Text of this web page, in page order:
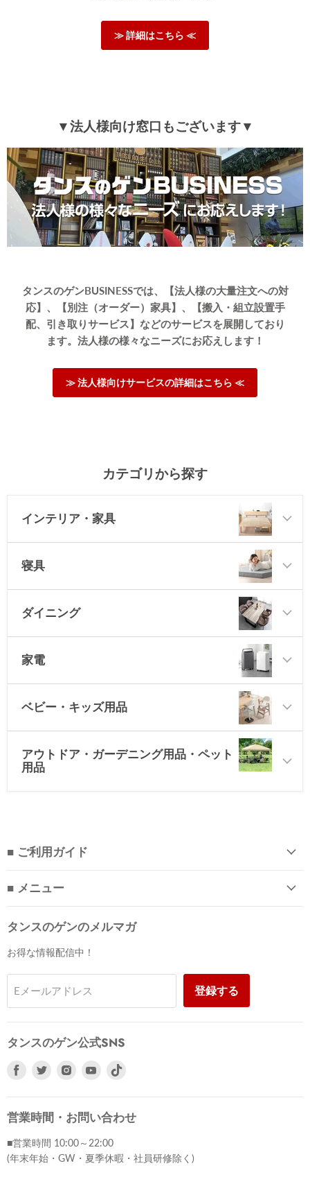
≫もっと見る≪
≫ 詳細はこちら ≪
▼法人様向け窓口もございます▼
タンスのゲンBUSINESSでは、【法人様の大量注文への対
応】、【別注（オーダー）家具】、【搬入・組立設置手
配、引き取りサービス】などのサービスを展開しており
ます。法人様の様々なニーズにお応えします！
≫ 法人様向けサービスの詳細はこちら ≪
カテゴリから探す
インテリア・家具
寝具
ダイニング
家電
ベビー・キッズ用品
アウトドア・ガーデニング用品・ペット
用品
■ ご利用ガイド
■ メニュー
タンスのゲンのメルマガ
お得な情報配信中！
Eメールアドレス 登録する
タンスのゲン公式SNS
Facebook
つ
て
く
Twitter
つ
て
く
Instagram
つ
て
く
Youtube
つ
て
く
営業時間・お問い合わせ
■営業時間 10:00～22:00
(年末年始・GW・夏季休暇・社員研修除く)